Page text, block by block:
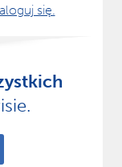
się.